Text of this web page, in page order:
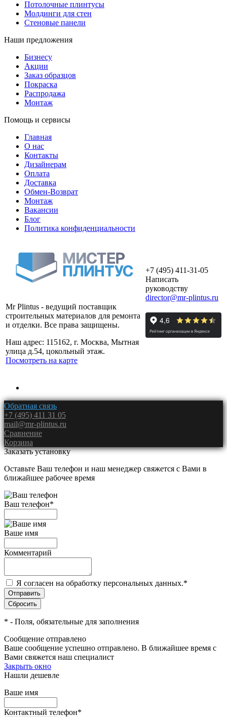
Потолочные плинтусы
Молдинги для стен
Стеновые панели
Наши предложения
Бизнесу
Акции
Заказ образцов
Покраска
Распродажа
Монтаж
Помощь и сервисы
Главная
О нас
Контакты
Дизайнерам
Оплата
Доставка
Обмен-Возврат
Монтаж
Вакансии
Блог
Политика конфиденциальности
Mr Plintus - ведущий поставщик
строительных материалов для ремонта
и отделки. Все права защищены.
Наш адрес: 115162, г. Москва, Мытная
улица д.54, цокольный этаж.
Посмотреть на карте
+7 (495) 411-31-05
Написать
руководству
director@mr-plintus.ru
Обратная связь
+7 (495) 411 31 05
mail@mr-plintus.ru
Сравнение
Корзина
Заказать установку
Оставьте Ваш телефон и наш менеджер свяжется с Вами в
ближайшее рабочее время
Ваш телефон*
Ваше имя
Комментарий
Я согласен на обработку персональных данных.*
* - Поля, обязательные для заполнения
Сообщение отправлено
Ваше сообщение успешно отправлено. В ближайшее время с
Вами свяжется наш специалист
Закрыть окно
Нашли дешевле
Ваше имя
Контактный телефон*